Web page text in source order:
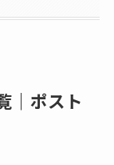
｜ポスト